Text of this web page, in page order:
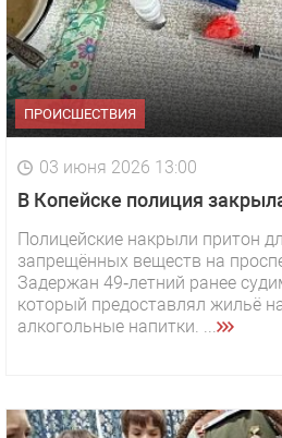
ПРОИСШЕСТВИЯ
03 июня 2026 13:00
В Копейске полиция
Полицейские накрыли притон
запрещённых веществ на
Задержан 49‑летний ранее
который предоставлял жильё
алкогольные напитки. ...